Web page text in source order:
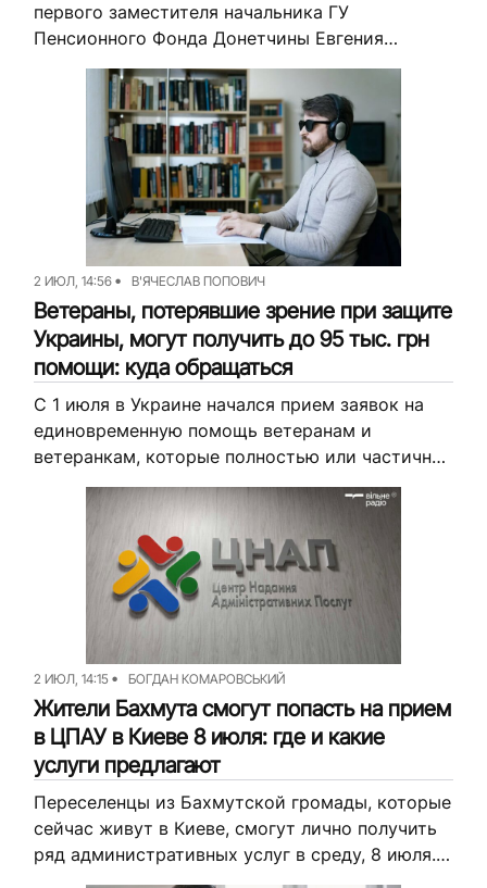
первого заместителя начальника ГУ
Пенсионного Фонда Донетчины Евгения
Ерисова. Проконсультироваться по вопросам
пенсионного обеспечения можно будет в
телефонном режиме. Об этом сообщили
Главном...
2 ИЮЛ, 14:56 В'ЯЧЕСЛАВ ПОПОВИЧ
Ветераны, потерявшие зрение при защите
Украины, могут получить до 95 тыс. грн
помощи: куда обращаться
С 1 июля в Украине начался прием заявок на
единовременную помощь ветеранам и
ветеранкам, которые полностью или частично
лишились зрения, защищая Украину. В рамках
программы можно получить до 95 тысяч...
2 ИЮЛ, 14:15 БОГДАН КОМАРОВСЬКИЙ
Жители Бахмута смогут попасть на прием
в ЦПАУ в Киеве 8 июля: где и какие
услуги предлагают
Переселенцы из Бахмутской громады, которые
сейчас живут в Киеве, смогут лично получить
ряд административных услуг в среду, 8 июля.
Для них организуют выездной прием